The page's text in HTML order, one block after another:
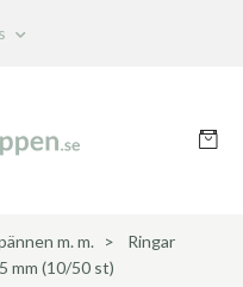
m. m.
Ringar
mm (10/50 st)